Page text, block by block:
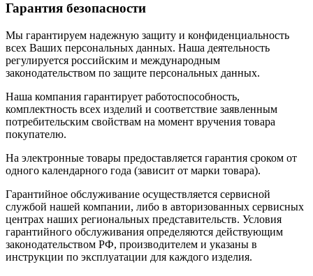
Гарантия безопасности
Мы гарантируем надежную защиту и конфиденциальность
всех Ваших персональных данных. Наша деятельность
регулируется российским и международным
законодательством по защите персональных данных.
Наша компания гарантирует работоспособность,
комплектность всех изделий и соответствие заявленным
потребительским свойствам на момент вручения товара
покупателю.
На электронные товары предоставляется гарантия сроком от
одного календарного года (зависит от марки товара).
Гарантийное обслуживание осуществляется сервисной
службой нашей компании, либо в авторизованных сервисных
центрах наших региональных представительств. Условия
гарантийного обслуживания определяются действующим
законодательством РФ, производителем и указаны в
инструкции по эксплуатации для каждого изделия.